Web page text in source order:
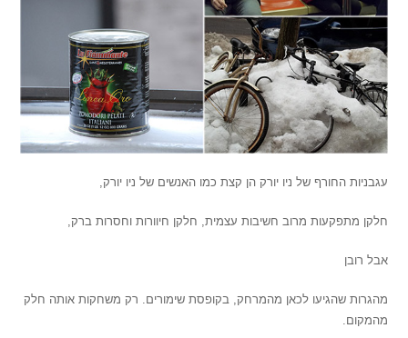
עגבניות החורף של ניו יורק הן קצת כמו האנשים של ניו יורק,
חלקן מתפקעות מרוב חשיבות עצמית, חלקן חיוורות וחסרות ברק,
אבל רובן
מהגרות שהגיעו לכאן מהמרחק, בקופסת שימורים. רק משחקות אותה חלק
מהמקום.